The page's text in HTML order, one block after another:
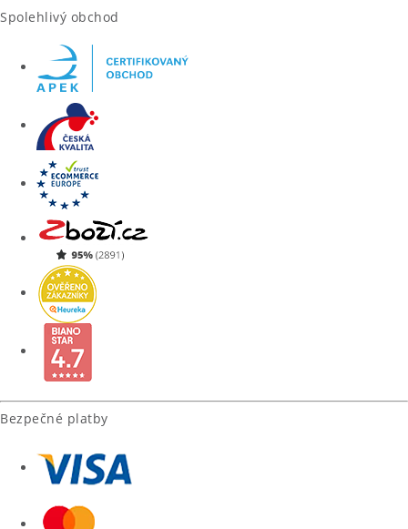
Spolehlivý obchod
Bezpečné platby
Moje objednávka